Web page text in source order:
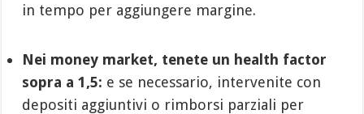
in tempo per aggiungere margine.
Nei money market, tenete un health factor
sopra a 1,5: e se necessario, intervenite con
depositi aggiuntivi o rimborsi parziali per